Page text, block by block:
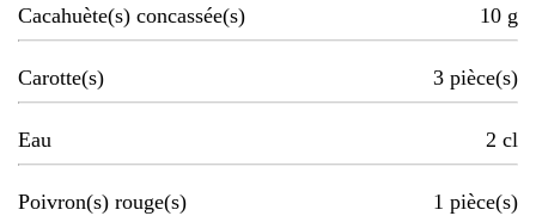
Cacahuète(s) concassée(s) 10 g
Carotte(s) 3 pièce(s)
Eau 2 cl
Poivron(s) rouge(s) 1 pièce(s)